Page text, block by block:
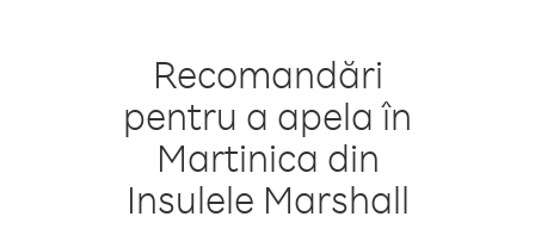
Recomandări
pentru a apela în
Martinica din
Insulele Marshall